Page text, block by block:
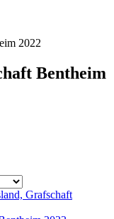
2022
Bentheim
Grafschaft